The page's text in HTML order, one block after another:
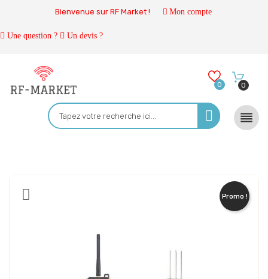
Bienvenue sur RF Market ! Mon compte
Une question ? Un devis ?
0 0

Promo !